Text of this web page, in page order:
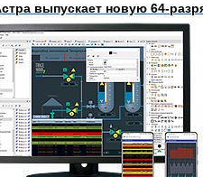
выпускает новую 64-